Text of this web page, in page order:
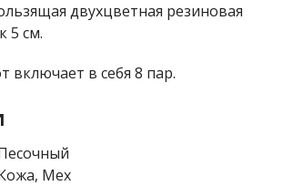
двухцветная резиновая
5 см.
включает в себя 8 пар.
Мех